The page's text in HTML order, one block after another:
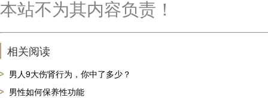
本站不为其内容负责！
相关阅读
男人9大伤肾行为，你中了多少？
男性如何保养性功能